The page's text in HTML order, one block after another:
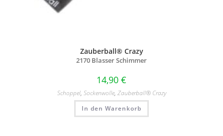
Zauberball® Crazy
2170 Blasser Schimmer
14,90 €
Schoppel, Sockenwolle, Zauberball® Crazy
In den Warenkorb